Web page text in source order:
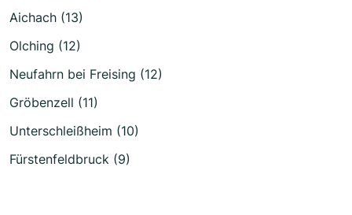
Aichach (13)
Olching (12)
Neufahrn bei Freising (12)
Gröbenzell (11)
Unterschleißheim (10)
Fürstenfeldbruck (9)